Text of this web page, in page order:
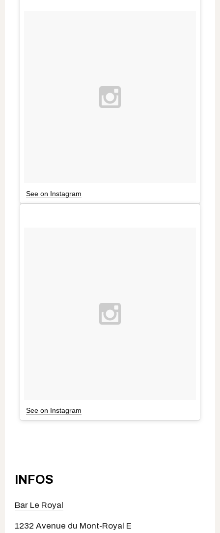
See on Instagram
See on Instagram
INFOS
Bar Le Royal
1232 Avenue du Mont-Royal E